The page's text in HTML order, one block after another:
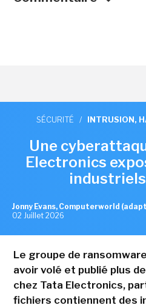
SÉCURITÉ / INTRUSION,
Une
Electronics
Jonny Evans, Computerworld
02 Juillet 2026
Le groupe de
avoir volé et publié plus
chez Tata Electronics,
fichiers contiennent des